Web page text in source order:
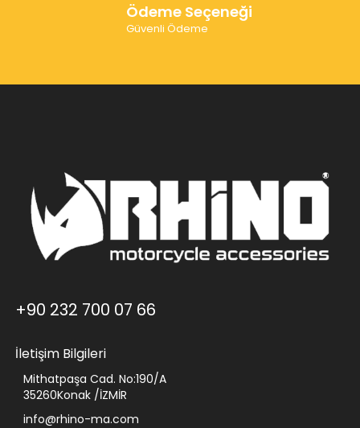
Ödeme Seçeneği
Güvenli Ödeme
+90 232 700 07 66
İletişim Bilgileri
Mithatpaşa Cad. No:190/A
35260Konak /İZMİR
info@rhino-ma.com